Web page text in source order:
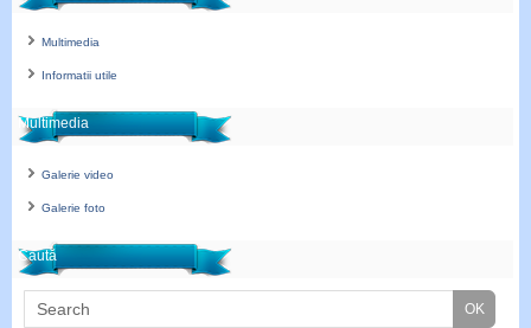
Multimedia
Informatii utile
Multimedia
Galerie video
Galerie foto
Caută